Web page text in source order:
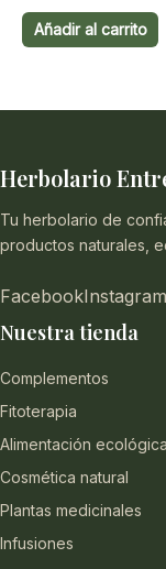
original
era:
actual
es:
Añadir al carrito
Herbolario
Tu herbolario de
productos naturales,
FacebookInstagram
Nuestra tienda
Complementos
Fitoterapia
Alimentación ecológica
Cosmética natural
Plantas medicinales
Infusiones